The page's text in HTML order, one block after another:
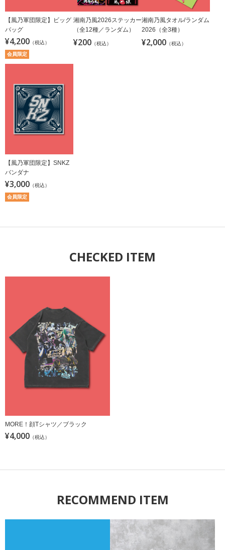
【風乃軍団限定】ビッグ
バッグ
¥4,200 （税込）
会員限定
湘南乃風2026ステッカー
（全12種／ランダム）
¥200 （税込）
湘南乃風タオル/ランダム
2026（全3種）
¥2,000 （税込）
【風乃軍団限定】SNKZ
バンダナ
¥3,000 （税込）
会員限定
CHECKED ITEM
MORE！顔Tシャツ／ブラック
¥4,000 （税込）
RECOMMEND ITEM